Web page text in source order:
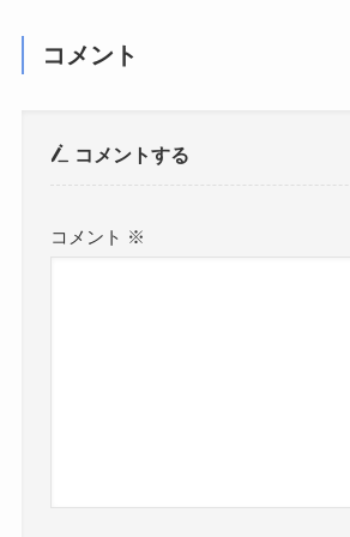
コメント
コメントする
コメント ※